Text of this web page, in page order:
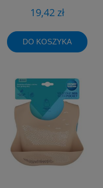
19,42 zł
DO KOSZYKA